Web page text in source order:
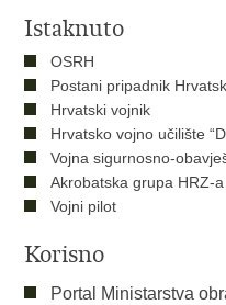
Istaknuto
OSRH
Postani pripadnik
Hrvatski vojnik
Hrvatsko vojno učilište
Vojna sigurnosno-
Akrobatska grupa HRZ-a
Vojni pilot
Korisno
Portal Ministarstva